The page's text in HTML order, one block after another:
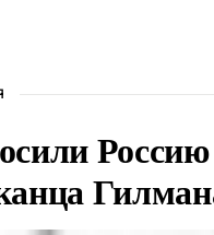
Россию